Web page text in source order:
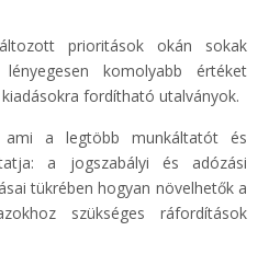
prioritások okán sokak
komolyabb értéket
fordítható utalványok.
a legtöbb munkáltatót és
a jogszabályi és adózási
tükrében hogyan növelhetők a
szükséges ráfordítások